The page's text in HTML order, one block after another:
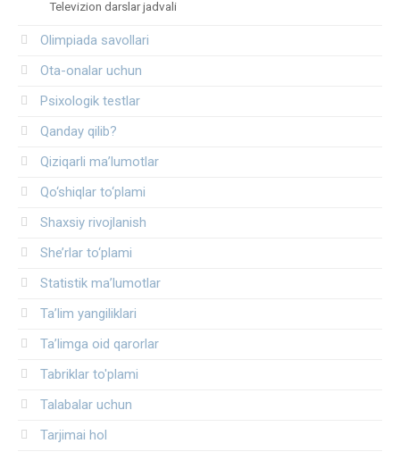
Televizion darslar jadvali
Olimpiada savollari
Ota-onalar uchun
Psixologik testlar
Qanday qilib?
Qiziqarli ma’lumotlar
Qo‘shiqlar to‘plami
Shaxsiy rivojlanish
She’rlar to‘plami
Statistik ma’lumotlar
Ta’lim yangiliklari
Ta’limga oid qarorlar
Tabriklar to'plami
Talabalar uchun
Tarjimai hol